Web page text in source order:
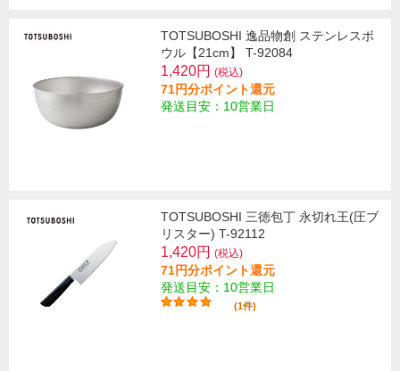
TOTSUBOSHI 逸品物創 ステンレスボ
ウル【21cm】 T-92084
1,420円 (税込)
71円分ポイント還元
発送目安：10営業日
TOTSUBOSHI 三徳包丁 永切れ王(圧ブ
リスター) T-92112
1,420円 (税込)
71円分ポイント還元
発送目安：10営業日
(1件)